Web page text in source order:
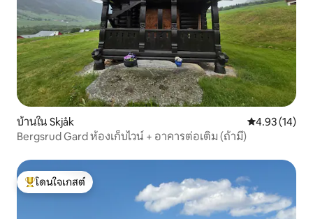
บ้านใน Skjåk คะแนนเฉลี่ย
4.93 (14)
Bergsrud Gard ห้องเก็บไวน์ + อาคารต่อเติม (ถ้ามี)
โดนใจเกสต์ที่สุด
โดนใจเกสต์